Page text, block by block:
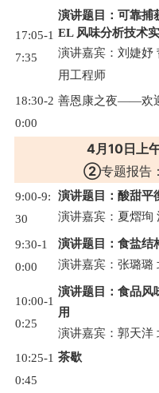
17:05-1
7:35
演讲题目：可靠
EL 风味分析技术
演讲嘉宾：刘婕妤
用工程师
18:30-2
0:00
善恩康之夜——欢
4月10日上
②专题报告
9:00-9:
30
演讲题目：酸甜平
演讲嘉宾：夏熠珣
9:30-1
0:00
演讲题目：食盐结
演讲嘉宾：张璐璐
10:00-1
0:25
演讲题目：食品风
用
演讲嘉宾：郭天洋
10:25-1
0:45
茶歇